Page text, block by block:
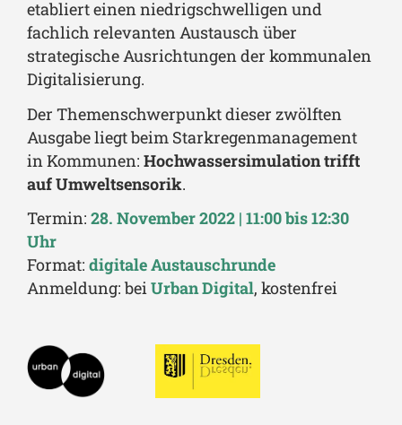
etabliert einen niedrigschwelligen und
fachlich relevanten Austausch über
strategische Ausrichtungen der kommunalen
Digitalisierung.
Der Themenschwerpunkt dieser zwölften
Ausgabe liegt beim Starkregenmanagement
in Kommunen: Hochwassersimulation trifft
auf Umweltsensorik.
Termin: 28. November 2022 | 11:00 bis 12:30
Uhr
Format: digitale Austauschrunde
Anmeldung: beiUrban Digital, kostenfrei